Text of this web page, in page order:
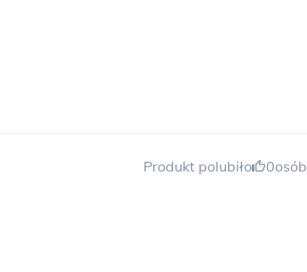
Produkt polubiło 0osób